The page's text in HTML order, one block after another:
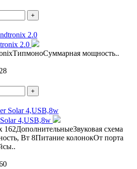
+
2.0
мощность..
+
4,USB,8w
схема
Вт 8Питание колонокОт порта